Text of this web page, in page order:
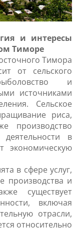
и интересы
Тиморе
Тимора
от сельского
и
источниками
Сельское
риса,
производство
в
экономическую
в сфере услуг,
производства и
существует
включая
отрасли,
относительно